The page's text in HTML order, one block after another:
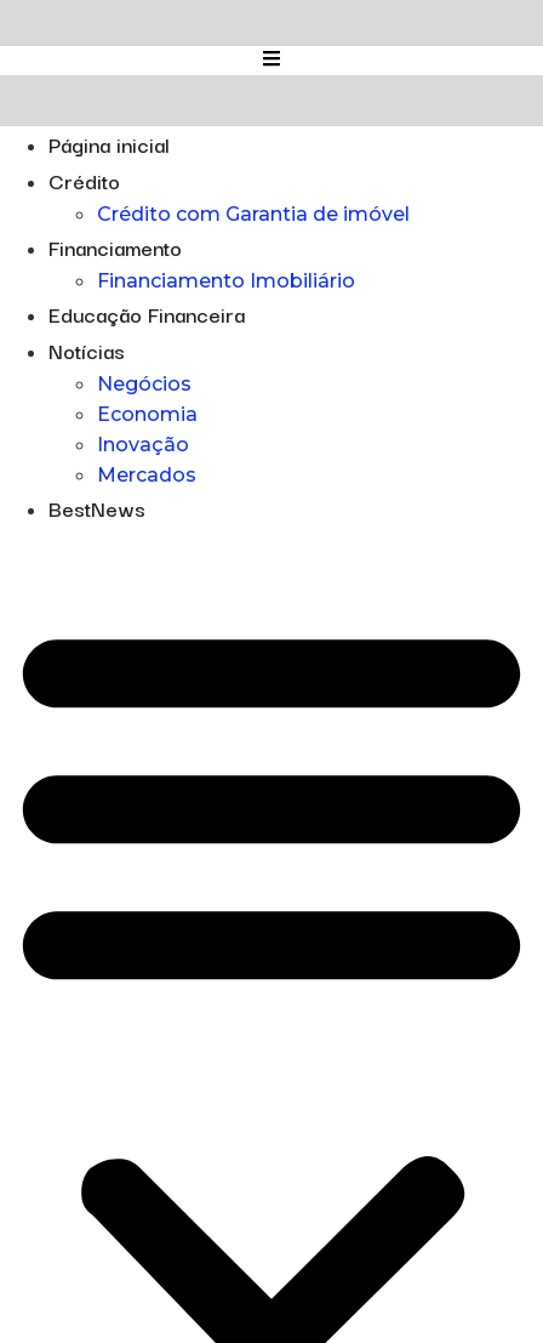
para
o
Página inicial
Crédito
Crédito com Garantia de imóvel
Financiamento
Financiamento Imobiliário
Educação Financeira
Notícias
Negócios
Economia
Inovação
Mercados
BestNews